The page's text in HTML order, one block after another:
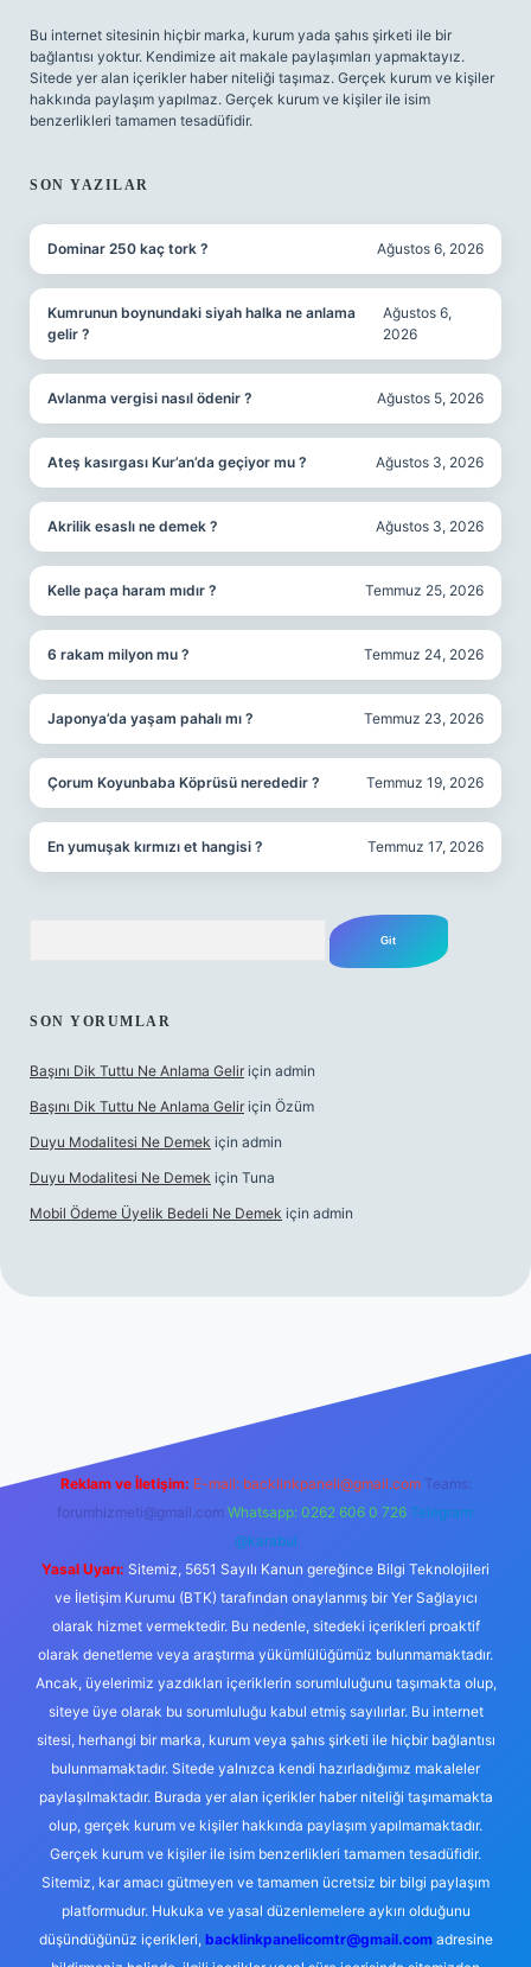
Bu internet sitesinin hiçbir marka, kurum yada şahıs şirketi ile bir
bağlantısı yoktur. Kendimize ait makale paylaşımları yapmaktayız.
Sitede yer alan içerikler haber niteliği taşımaz. Gerçek kurum ve kişiler
hakkında paylaşım yapılmaz. Gerçek kurum ve kişiler ile isim
benzerlikleri tamamen tesadüfidir.
SON YAZILAR
Dominar 250 kaç tork ? Ağustos 6, 2026
Kumrunun boynundaki siyah halka ne anlama
gelir ?
Ağustos 6,
2026
Avlanma vergisi nasıl ödenir ? Ağustos 5, 2026
Ateş kasırgası Kur’an’da geçiyor mu ? Ağustos 3, 2026
Akrilik esaslı ne demek ? Ağustos 3, 2026
Kelle paça haram mıdır ? Temmuz 25, 2026
6 rakam milyon mu ? Temmuz 24, 2026
Japonya’da yaşam pahalı mı ? Temmuz 23, 2026
Çorum Koyunbaba Köprüsü nerededir ? Temmuz 19, 2026
En yumuşak kırmızı et hangisi ? Temmuz 17, 2026
SON YORUMLAR
Başını Dik Tuttu Ne Anlama Gelir için admin
Başını Dik Tuttu Ne Anlama Gelir için Özüm
Duyu Modalitesi Ne Demek için admin
Duyu Modalitesi Ne Demek için Tuna
Mobil Ödeme Üyelik Bedeli Ne Demek için admin
Reklam ve İletişim: E-mail: backlinkpaneli@gmail.com Teams:
forumhizmeti@gmail.com Whatsapp: 0262 606 0 726 Telegram:
@karabul
Yasal Uyarı: Sitemiz, 5651 Sayılı Kanun gereğince Bilgi Teknolojileri
ve İletişim Kurumu (BTK) tarafından onaylanmış bir Yer Sağlayıcı
olarak hizmet vermektedir. Bu nedenle, sitedeki içerikleri proaktif
olarak denetleme veya araştırma yükümlülüğümüz bulunmamaktadır.
Ancak, üyelerimiz yazdıkları içeriklerin sorumluluğunu taşımakta olup,
siteye üye olarak bu sorumluluğu kabul etmiş sayılırlar. Bu internet
sitesi, herhangi bir marka, kurum veya şahıs şirketi ile hiçbir bağlantısı
bulunmamaktadır. Sitede yalnızca kendi hazırladığımız makaleler
paylaşılmaktadır. Burada yer alan içerikler haber niteliği taşımamakta
olup, gerçek kurum ve kişiler hakkında paylaşım yapılmamaktadır.
Gerçek kurum ve kişiler ile isim benzerlikleri tamamen tesadüfidir.
Sitemiz, kar amacı gütmeyen ve tamamen ücretsiz bir bilgi paylaşım
platformudur. Hukuka ve yasal düzenlemelere aykırı olduğunu
düşündüğünüz içerikleri, backlinkpanelicomtr@gmail.comadresine